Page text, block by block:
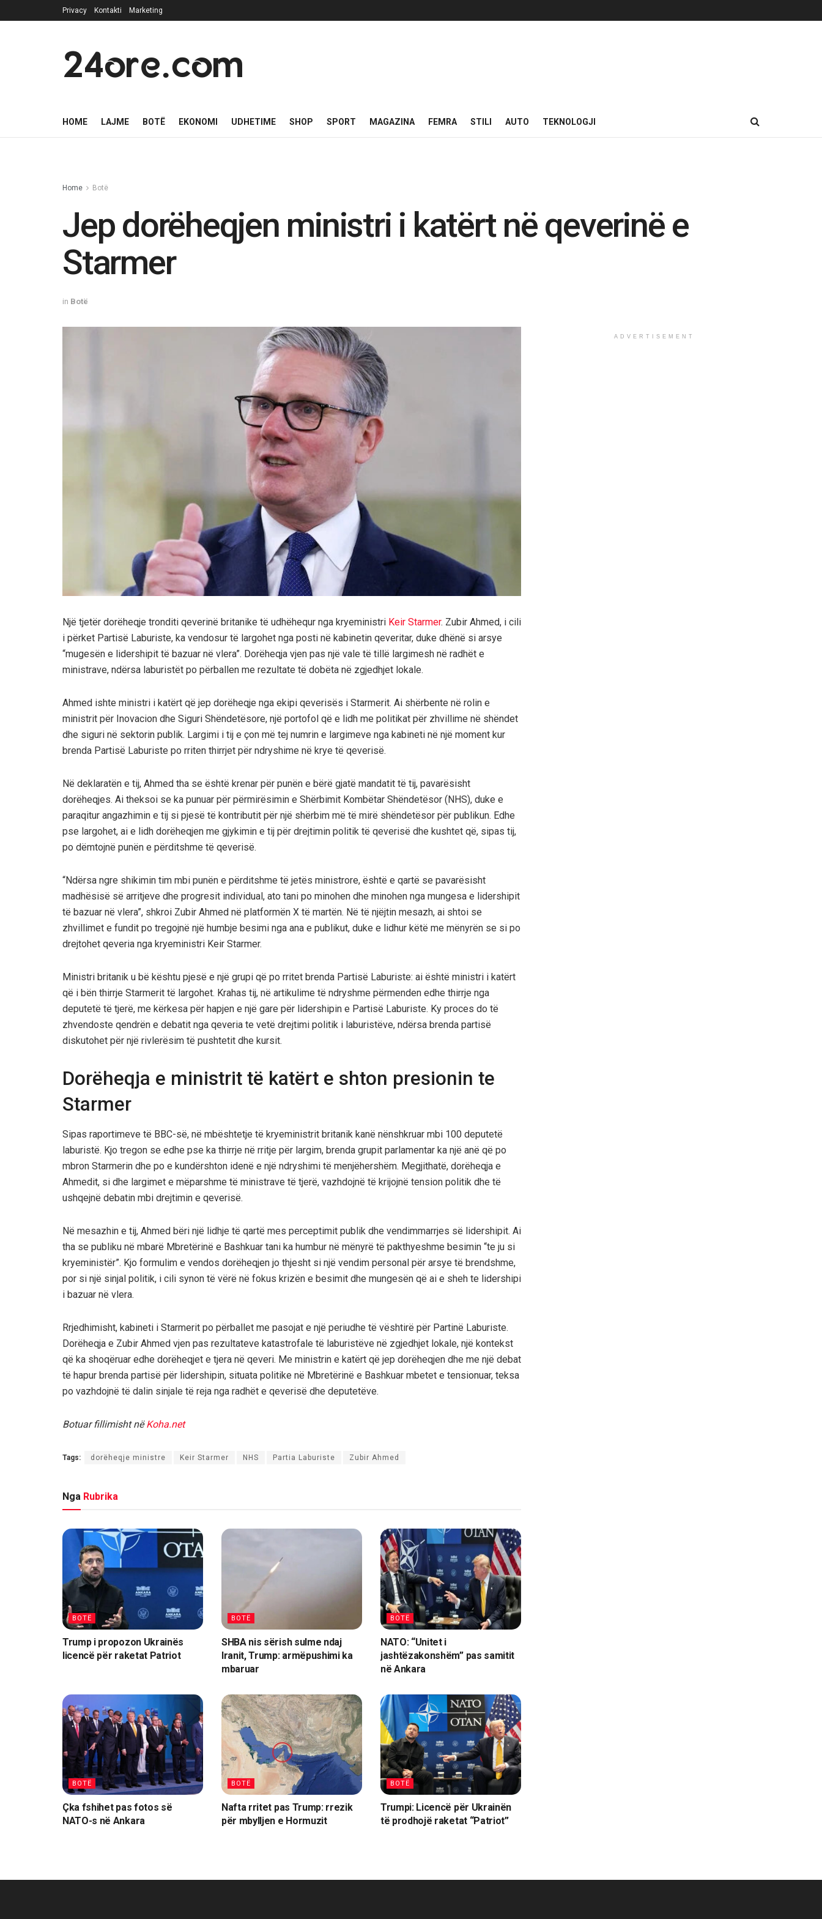
Privacy Kontakti Marketing
24ore.com
HOME LAJME BOTË EKONOMI UDHETIME SHOP SPORT MAGAZINA FEMRA STILI AUTO TEKNOLOGJI
Home Botë
Jep dorëheqjen ministri i katërt në qeverinë e
Starmer
in Botë
Një tjetër dorëheqje tronditi qeverinë britanike të udhëhequr nga kryeministri Keir Starmer. Zubir Ahmed, i cili
i përket Partisë Laburiste, ka vendosur të largohet nga posti në kabinetin qeveritar, duke dhënë si arsye
“mugesën e lidershipit të bazuar në vlera”. Dorëheqja vjen pas një vale të tillë largimesh në radhët e
ministrave, ndërsa laburistët po përballen me rezultate të dobëta në zgjedhjet lokale.
Ahmed ishte ministri i katërt që jep dorëheqje nga ekipi qeverisës i Starmerit. Ai shërbente në rolin e
ministrit për Inovacion dhe Siguri Shëndetësore, një portofol që e lidh me politikat për zhvillime në shëndet
dhe siguri në sektorin publik. Largimi i tij e çon më tej numrin e largimeve nga kabineti në një moment kur
brenda Partisë Laburiste po rriten thirrjet për ndryshime në krye të qeverisë.
Në deklaratën e tij, Ahmed tha se është krenar për punën e bërë gjatë mandatit të tij, pavarësisht
dorëheqjes. Ai theksoi se ka punuar për përmirësimin e Shërbimit Kombëtar Shëndetësor (NHS), duke e
paraqitur angazhimin e tij si pjesë të kontributit për një shërbim më të mirë shëndetësor për publikun. Edhe
pse largohet, ai e lidh dorëheqjen me gjykimin e tij për drejtimin politik të qeverisë dhe kushtet që, sipas tij,
po dëmtojnë punën e përditshme të qeverisë.
“Ndërsa ngre shikimin tim mbi punën e përditshme të jetës ministrore, është e qartë se pavarësisht
madhësisë së arritjeve dhe progresit individual, ato tani po minohen dhe minohen nga mungesa e lidershipit
të bazuar në vlera”, shkroi Zubir Ahmed në platformën X të martën. Në të njëjtin mesazh, ai shtoi se
zhvillimet e fundit po tregojnë një humbje besimi nga ana e publikut, duke e lidhur këtë me mënyrën se si po
drejtohet qeveria nga kryeministri Keir Starmer.
Ministri britanik u bë kështu pjesë e një grupi që po rritet brenda Partisë Laburiste: ai është ministri i katërt
që i bën thirrje Starmerit të largohet. Krahas tij, në artikulime të ndryshme përmenden edhe thirrje nga
deputetë të tjerë, me kërkesa për hapjen e një gare për lidershipin e Partisë Laburiste. Ky proces do të
zhvendoste qendrën e debatit nga qeveria te vetë drejtimi politik i laburistëve, ndërsa brenda partisë
diskutohet për një rivlerësim të pushtetit dhe kursit.
Dorëheqja e ministrit të katërt e shton presionin te
Starmer
Sipas raportimeve të BBC-së, në mbështetje të kryeministrit britanik kanë nënshkruar mbi 100 deputetë
laburistë. Kjo tregon se edhe pse ka thirrje në rritje për largim, brenda grupit parlamentar ka një anë që po
mbron Starmerin dhe po e kundërshton idenë e një ndryshimi të menjëhershëm. Megjithatë, dorëheqja e
Ahmedit, si dhe largimet e mëparshme të ministrave të tjerë, vazhdojnë të krijojnë tension politik dhe të
ushqejnë debatin mbi drejtimin e qeverisë.
Në mesazhin e tij, Ahmed bëri një lidhje të qartë mes perceptimit publik dhe vendimmarrjes së lidershipit. Ai
tha se publiku në mbarë Mbretërinë e Bashkuar tani ka humbur në mënyrë të pakthyeshme besimin “te ju si
kryeministër”. Kjo formulim e vendos dorëheqjen jo thjesht si një vendim personal për arsye të brendshme,
por si një sinjal politik, i cili synon të vërë në fokus krizën e besimit dhe mungesën që ai e sheh te lidershipi
i bazuar në vlera.
Rrjedhimisht, kabineti i Starmerit po përballet me pasojat e një periudhe të vështirë për Partinë Laburiste.
Dorëheqja e Zubir Ahmed vjen pas rezultateve katastrofale të laburistëve në zgjedhjet lokale, një kontekst
që ka shoqëruar edhe dorëheqjet e tjera në qeveri. Me ministrin e katërt që jep dorëheqjen dhe me një debat
të hapur brenda partisë për lidershipin, situata politike në Mbretërinë e Bashkuar mbetet e tensionuar, teksa
po vazhdojnë të dalin sinjale të reja nga radhët e qeverisë dhe deputetëve.
Botuar fillimisht nëKoha.net
Tags: dorëheqje ministre Keir Starmer NHS Partia Laburiste Zubir Ahmed
Nga Rubrika
BOTË
Trump i propozon Ukrainës
licencë për raketat Patriot
BOTË
SHBA nis sërish sulme ndaj
Iranit, Trump: armëpushimi ka
mbaruar
BOTË
NATO: “Unitet i
jashtëzakonshëm” pas samitit
në Ankara
BOTË
Çka fshihet pas fotos së
NATO-s në Ankara
BOTË
Nafta rritet pas Trump: rrezik
për mbylljen e Hormuzit
BOTË
Trumpi: Licencë për Ukrainën
të prodhojë raketat “Patriot”
ADVERTISEMENT